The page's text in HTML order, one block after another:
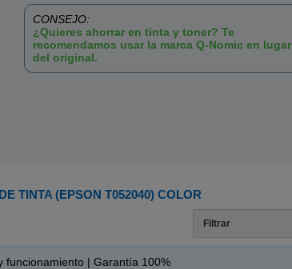
CONSEJO:
¿Quieres ahorrar en tinta y toner? Te
recomendamos usar la marca Q-Nomic en lugar
del original.
TINTA (EPSON T052040) COLOR
Filtrar
funcionamiento | Garantía 100%